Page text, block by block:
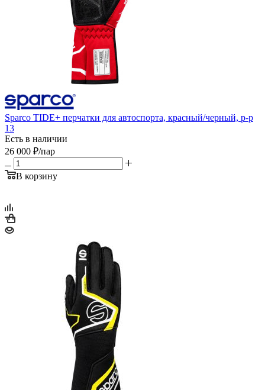
Sparco TIDE+ перчатки для автоспорта, красный/черный, р-р
13
Есть в наличии
26 000 ₽/пар
В корзину